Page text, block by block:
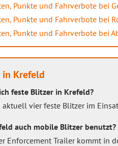
Punkte und Fahrverbote bei
Punkte und Fahrverbote bei
Punkte und Fahrverbote bei
in Krefeld
feste Blitzer in Krefeld?
vier feste Blitzer im
auch mobile Blitzer benutzt?
Enforcement Trailer kommt in